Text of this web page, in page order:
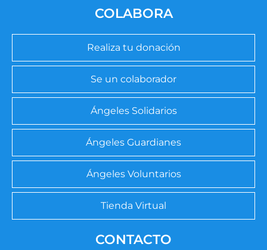
COLABORA
Realiza tu donación
Se un colaborador
Ángeles Solidarios
Ángeles Guardianes
Ángeles Voluntarios
Tienda Virtual
CONTACTO